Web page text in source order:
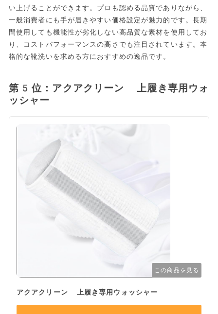
い上げることができます。プロも認める品質でありながら、
一般消費者にも手が届きやすい価格設定が魅力的です。長期
間使用しても機能性が劣化しない高品質な素材を使用してお
り、コストパフォーマンスの高さでも注目されています。本
格的な靴洗いを求める方におすすめの逸品です。
第5位：アクアクリーン 上履き専用ウォ
ッシャー
この商品を見る
アクアクリーン 上履き専用ウォッシャー